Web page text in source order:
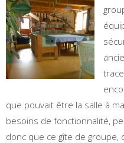
que pouvait être la salle à
besoins de fonctionnalité,
donc que ce gîte de groupe,